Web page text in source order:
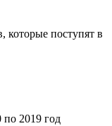
поступят в
по 2019 год